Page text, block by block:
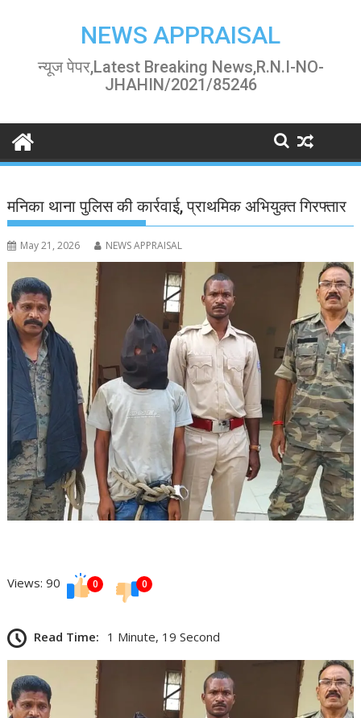
NEWS APPRAISAL
न्यूज पेपर,Latest Breaking News,R.N.I-NO-
JHAHIN/2021/85246
मनिका थाना पुलिस की कार्रवाई, प्राथमिक अभियुक्त गिरफ्तार
May 21, 2026 NEWS APPRAISAL
Views: 90 0 0
Read Time: 1 Minute, 19 Second